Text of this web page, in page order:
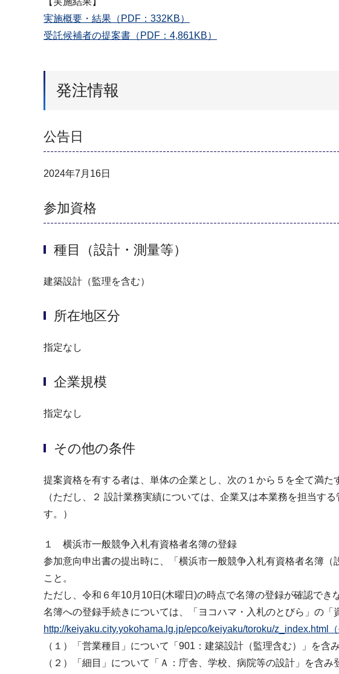
実施概要・結果（PDF：332KB）
受託候補者の提案書（PDF：4,861KB）
発注情報
公告日
2024年7月16日
参加資格
種目（設計・測量等）
建築設計（監理を含む）
所在地区分
指定なし
企業規模
指定なし
その他の条件
提案資格を有する者は、単体の企業とし、次の１から５を全て満た
（ただし、２ 設計業務実績については、企業又は本業務を担当す
す。）
１ 横浜市一般競争入札有資格者名簿の登録
参加意向申出書の提出時に、「横浜市一般競争入札有資格者名簿
こと。
ただし、令和６年10月10日(木曜日)の時点で名簿の登録が確認でき
名簿への登録手続きについては、「ヨコハマ・入札のとびら」の「
http://keiyaku.city.yokohama.lg.jp/epco/keiyaku/toroku/z_index.html（
（１）「営業種目」について「901：建築設計（監理含む）」を含
（２）「細目」について「Ａ：庁舎、学校、病院等の設計」を含み